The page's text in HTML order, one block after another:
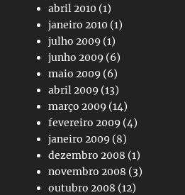
abril 2010 (1)
janeiro 2010 (1)
julho 2009 (1)
junho 2009 (6)
maio 2009 (6)
abril 2009 (13)
março 2009 (14)
fevereiro 2009 (4)
janeiro 2009 (8)
dezembro 2008 (1)
novembro 2008 (3)
outubro 2008 (12)